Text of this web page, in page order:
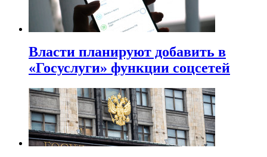
Власти планируют добавить в
«Госуслуги» функции соцсетей